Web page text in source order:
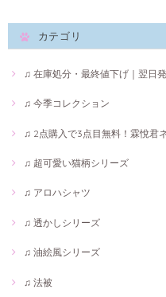
カテゴリ
♫ 在庫処分・最終値下げ｜翌日
♫ 今季コレクション
♫ 2点購入で3点目無料！霖悅君
♫ 超可愛い猫柄シリーズ
♫ アロハシャツ
♫ 透かしシリーズ
♫ 油絵風シリーズ
♫ 法被